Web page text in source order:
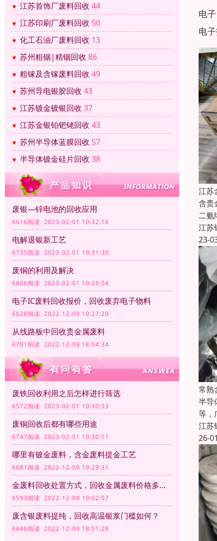
江苏首饰厂废料回收 44
江苏印刷厂废料回收 50
化工石油厂废料回收 13
苏州粗铟|精铟回收 86
粗镓及含镓废料回收 49
苏州导电银胶回收 43
江苏镀金镀银回收 37
江苏金银铂钯铑回收 43
苏州半导体蓝膜回收 57
半导体镀金硅片回收 38
废银—锌电池的回收应用
6616阅读 2023-02-01 10:32:16
电解退银新工艺
6735阅读 2023-02-01 10:31:30
废铜的利用及解决
6806阅读 2023-02-01 10:29:04
电子IC废料回收报价，回收废弃电子物料
6628阅读 2022-12-09 19:27:20
从线路板中回收贵金属废料
6701阅读 2022-12-09 18:54:34
废铁回收利用之后怎样进行筛选
6572阅读 2023-02-01 10:30:33
废铜回收后都有哪些用途
6747阅读 2023-02-01 10:30:11
哪里有镀金废料，含金废料提金工艺
6681阅读 2022-12-09 19:29:31
金废料回收处置方式，回收金属废料价格多少钱一公斤？
6593阅读 2022-12-09 19:02:57
废含银废料提纯，回收高温银浆门槛如何？
6646阅读 2022-12-09 18:51:28
电
电
江苏
含贵
二氨
江苏
23-
常熟
半导
等，
江苏
26-